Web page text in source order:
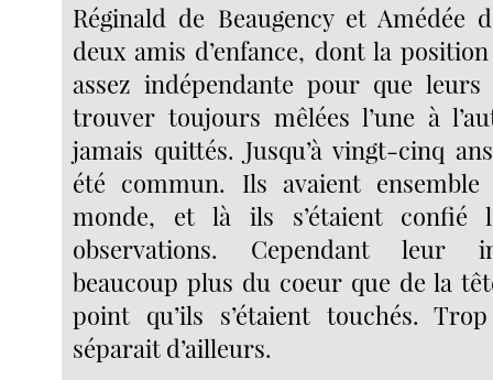
Réginald de Beaugency et Amédée
deux amis d’enfance, dont la
assez indépendante pour que
trouver toujours mêlées l’une à
jamais quittés. Jusqu’à vingt-cinq
été commun. Ils avaient
monde, et là ils s’étaient confié
observations. Cependant leur
beaucoup plus du coeur que de la
point qu’ils s’étaient touchés.
séparait d’ailleurs.